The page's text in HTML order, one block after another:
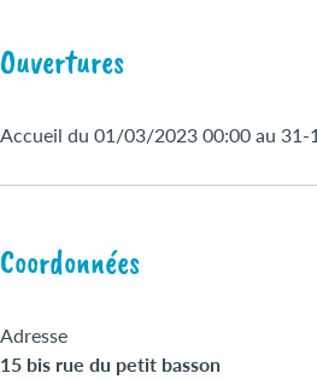
Ouvertures
Accueil du 01/03/2023 00:00 au 31-
Coordonnées
Adresse
15 bis rue du petit basson